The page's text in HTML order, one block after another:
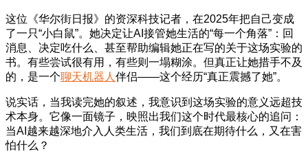
这位《华尔街日报》的资深科技记者，在2025年把自己变成
了一只“小白鼠”。她决定让AI接管她生活的“每一个角落”：回
消息、决定吃什么、甚至帮助编辑她正在写的关于这场实验的
书。有些尝试很有用，有些则一塌糊涂。但真正让她措手不及
的，是一个聊天机器人 伴侣——这个经历“真正震撼了她”。
说实话，当我读完她的叙述，我意识到这场实验的意义远超技
术本身。它像一面镜子，映照出我们这个时代最核心的追问：
当AI越来越深地介入人类生活，我们到底在期待什么，又在害
怕什么？